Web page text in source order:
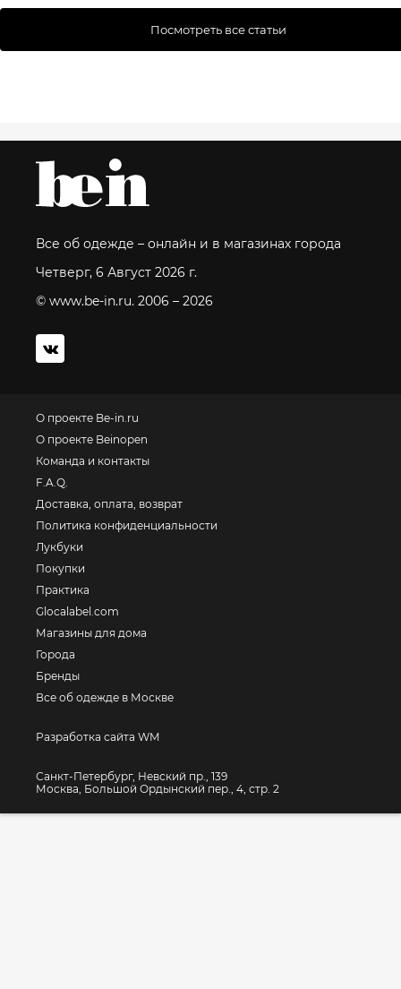
Посмотреть все статьи
Все об одежде – онлайн и в магазинах города
Четверг, 6 Август 2026 г.
© www.be-in.ru. 2006 – 2026
О проекте Be-in.ru
О проекте Beinopen
Команда и контакты
F.A.Q.
Доставка, оплата, возврат
Политика конфиденциальности
Лукбуки
Покупки
Практика
Glocalabel.com
Магазины для дома
Города
Бренды
Все об одежде в Москве
Разработка сайта WM
Санкт-Петербург, Невский пр., 139
Москва, Большой Ордынский пер., 4, стр. 2